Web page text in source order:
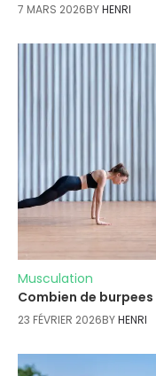
7 MARS 2026BYHENRI
Musculation
Combien de
23 FÉVRIER 2026BYHENRI